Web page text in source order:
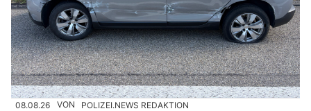
08.08.26 VON POLIZEI.NEWS REDAKTION